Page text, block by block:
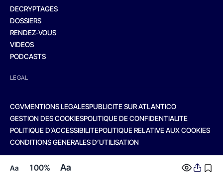
Aa 100% Aa
DECRYPTAGES
DOSSIERS
RENDEZ-VOUS
VIDEOS
PODCASTS
LEGAL
CGVMENTIONS LEGALESPUBLICITE SUR ATLANTICO
GESTION DES COOKIESPOLITIQUE DE CONFIDENTIALITE
POLITIQUE D’ACCESSIBILITEPOLITIQUE RELATIVE AUX COOKIES
CONDITIONS GENERALES D’UTILISATION